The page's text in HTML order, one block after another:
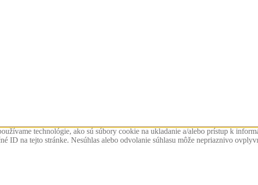
technológie, ako sú súbory cookie na ukladanie a/alebo prístup k
ID na tejto stránke. Nesúhlas alebo odvolanie súhlasu môže nepriaznivo